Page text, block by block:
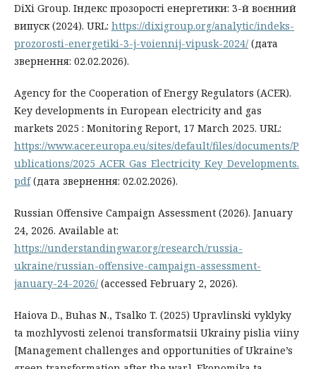
DiXi Group. Індекс прозорості енергетики: 3-й воєнний
випуск (2024). URL: https://dixigroup.org/analytic/indeks-
prozorosti-energetiki-3-j-voiennij-vipusk-2024/ (дата
звернення: 02.02.2026).
Agency for the Cooperation of Energy Regulators (ACER).
Key developments in European electricity and gas
markets 2025 : Monitoring Report, 17 March 2025. URL:
https://www.acer.europa.eu/sites/default/files/documents/P
ublications/2025_ACER_Gas_Electricity_Key_Developments.
pdf(дата звернення: 02.02.2026).
Russian Offensive Campaign Assessment (2026). January
24, 2026. Available at:
https://understandingwar.org/research/russia-
ukraine/russian-offensive-campaign-assessment-
january-24-2026/ (accessed February 2, 2026).
Haiova D., Buhas N., Tsalko T. (2025) Upravlinski vyklyky
ta mozhlyvosti zelenoi transformatsii Ukrainy pislia viiny
[Management challenges and opportunities of Ukraine’s